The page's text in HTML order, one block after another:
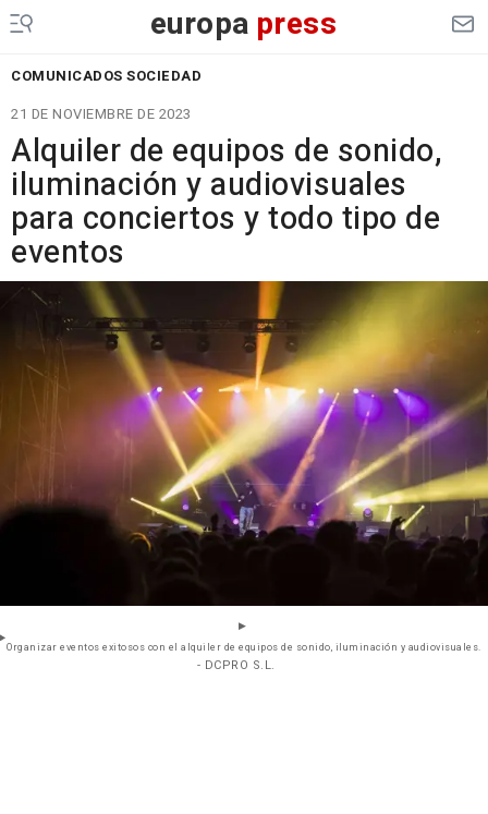
europa press
COMUNICADOS SOCIEDAD
21 DE NOVIEMBRE DE 2023
Alquiler de equipos de sonido,
iluminación y audiovisuales
para conciertos y todo tipo de
eventos
Organizar eventos exitosos con el alquiler de equipos de sonido, iluminación y audiovisuales.
- DCPRO S.L.